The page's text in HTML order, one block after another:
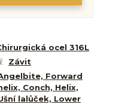
ocel 316L
Závit
Forward
Conch, Helix,
lalůček, Lower